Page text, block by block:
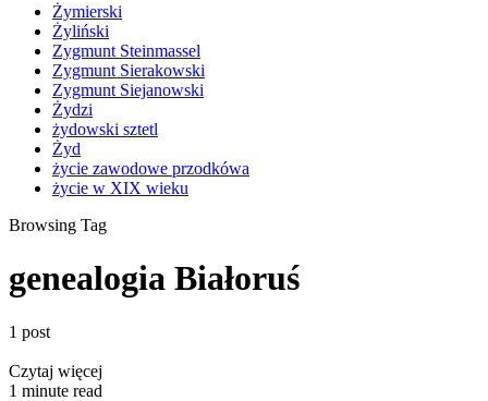
Żymierski
Żyliński
Zygmunt Steinmassel
Zygmunt Sierakowski
Zygmunt Siejanowski
Żydzi
żydowski sztetl
Żyd
życie zawodowe przodkówa
życie w XIX wieku
Browsing Tag
genealogia Białoruś
1 post
Czytaj więcej
1 minute read